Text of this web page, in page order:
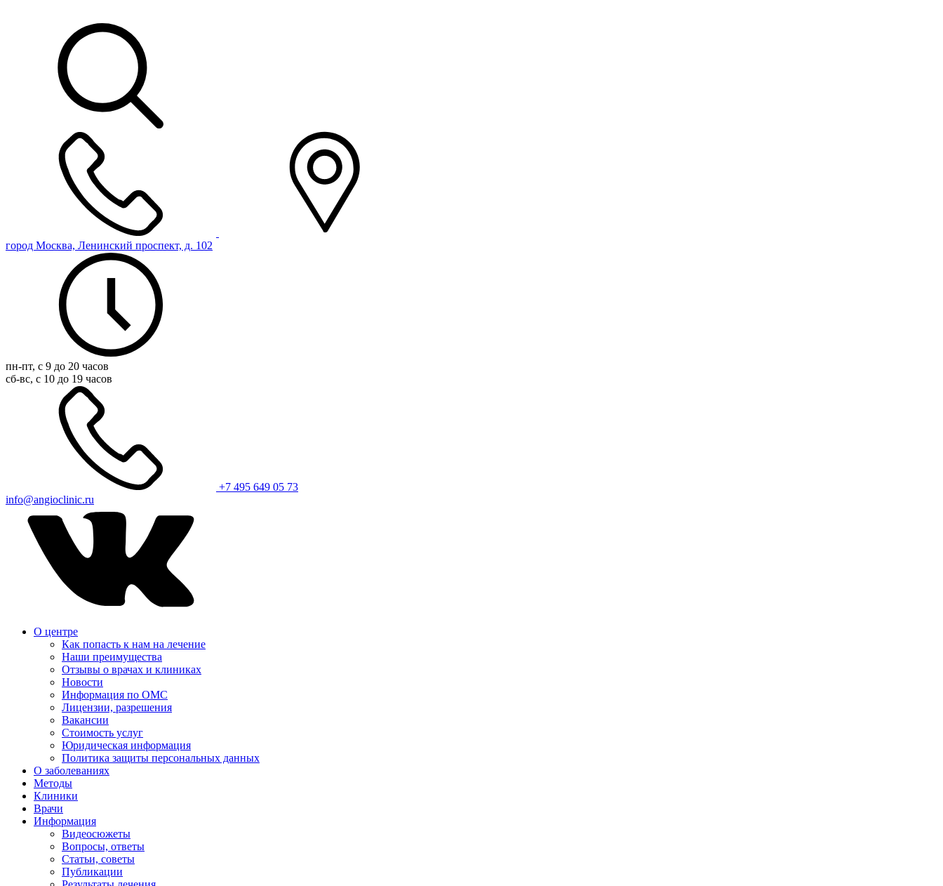
город Москва, Ленинский проспект, д. 102
пн-пт, с 9 до 20 часов
сб-вс, с 10 до 19 часов
+7 495 649 05 73
info@angioclinic.ru
О центре
Как попасть к нам на лечение
Наши преимущества
Отзывы о врачах и клиниках
Новости
Информация по ОМС
Лицензии, разрешения
Вакансии
Стоимость услуг
Юридическая информация
Политика защиты персональных данных
О заболеваниях
Методы
Клиники
Врачи
Информация
Видеосюжеты
Вопросы, ответы
Статьи, советы
Публикации